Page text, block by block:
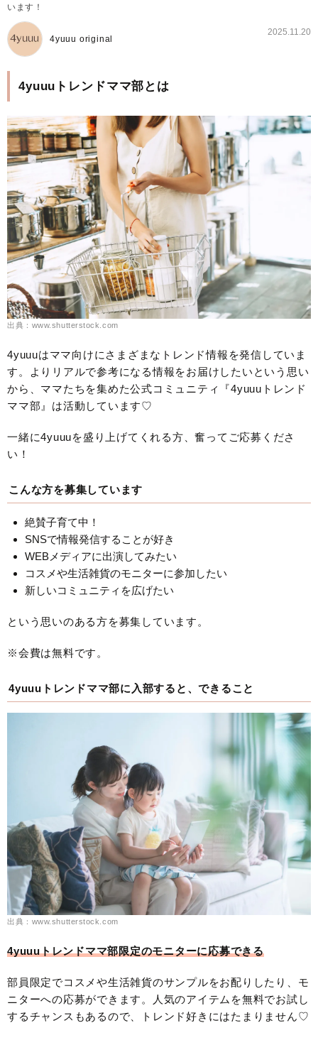
います！
4yuuu original
2025.11.20
4yuuuトレンドママ部とは
出典：www.shutterstock.com
4yuuuはママ向けにさまざまなトレンド情報を発信していま
す。よりリアルで参考になる情報をお届けしたいという思い
から、ママたちを集めた公式コミュニティ『4yuuuトレンド
ママ部』は活動しています♡
一緒に4yuuuを盛り上げてくれる方、奮ってご応募くださ
い！
こんな方を募集しています
絶賛子育て中！
SNSで情報発信することが好き
WEBメディアに出演してみたい
コスメや生活雑貨のモニターに参加したい
新しいコミュニティを広げたい
という思いのある方を募集しています。
※会費は無料です。
4yuuuトレンドママ部に入部すると、できること
出典：www.shutterstock.com
4yuuuトレンドママ部限定のモニターに応募できる
部員限定でコスメや生活雑貨のサンプルをお配りしたり、モ
ニターへの応募ができます。人気のアイテムを無料でお試し
するチャンスもあるので、トレンド好きにはたまりません♡